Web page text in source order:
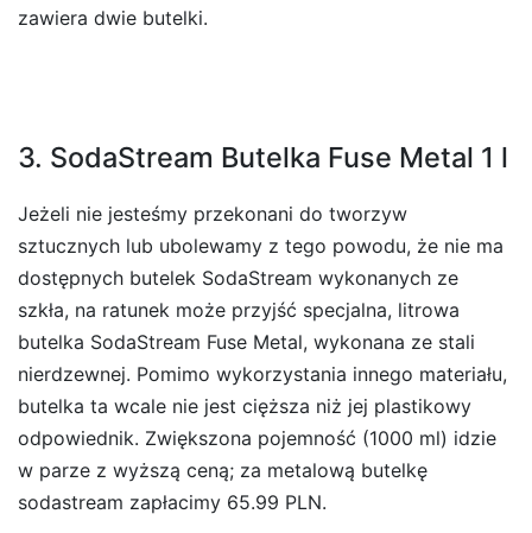
zawiera dwie butelki.
3. SodaStream Butelka Fuse Metal 1 l
Jeżeli nie jesteśmy przekonani do tworzyw
sztucznych lub ubolewamy z tego powodu, że nie ma
dostępnych butelek SodaStream wykonanych ze
szkła, na ratunek może przyjść specjalna, litrowa
butelka SodaStream Fuse Metal, wykonana ze stali
nierdzewnej. Pomimo wykorzystania innego materiału,
butelka ta wcale nie jest cięższa niż jej plastikowy
odpowiednik. Zwiększona pojemność (1000 ml) idzie
w parze z wyższą ceną; za metalową butelkę
sodastream zapłacimy 65.99 PLN.